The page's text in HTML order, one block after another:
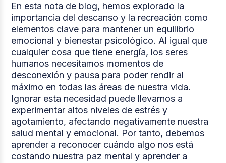
En esta nota de blog, hemos explorado la
importancia del descanso y la recreación como
elementos clave para mantener un equilibrio
emocional y bienestar psicológico. Al igual que
cualquier cosa que tiene energía, los seres
humanos necesitamos momentos de
desconexión y pausa para poder rendir al
máximo en todas las áreas de nuestra vida.
Ignorar esta necesidad puede llevarnos a
experimentar altos niveles de estrés y
agotamiento, afectando negativamente nuestra
salud mental y emocional. Por tanto, debemos
aprender a reconocer cuándo algo nos está
costando nuestra paz mental y aprender a